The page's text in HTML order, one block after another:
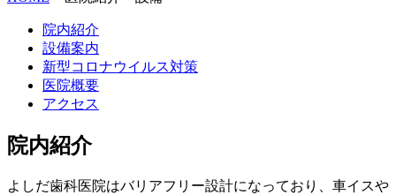
院内紹介
設備案内
新型コロナウイルス対策
医院概要
アクセス
院内紹介
よしだ歯科医院はバリアフリー設計になっており、車イスや